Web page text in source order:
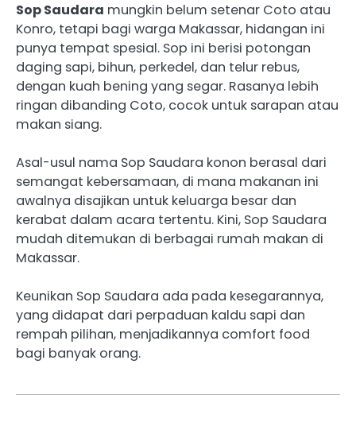
Sop Saudara mungkin belum setenar Coto atau
Konro, tetapi bagi warga Makassar, hidangan ini
punya tempat spesial. Sop ini berisi potongan
daging sapi, bihun, perkedel, dan telur rebus,
dengan kuah bening yang segar. Rasanya lebih
ringan dibanding Coto, cocok untuk sarapan atau
makan siang.
Asal-usul nama Sop Saudara konon berasal dari
semangat kebersamaan, di mana makanan ini
awalnya disajikan untuk keluarga besar dan
kerabat dalam acara tertentu. Kini, Sop Saudara
mudah ditemukan di berbagai rumah makan di
Makassar.
Keunikan Sop Saudara ada pada kesegarannya,
yang didapat dari perpaduan kaldu sapi dan
rempah pilihan, menjadikannya comfort food
bagi banyak orang.